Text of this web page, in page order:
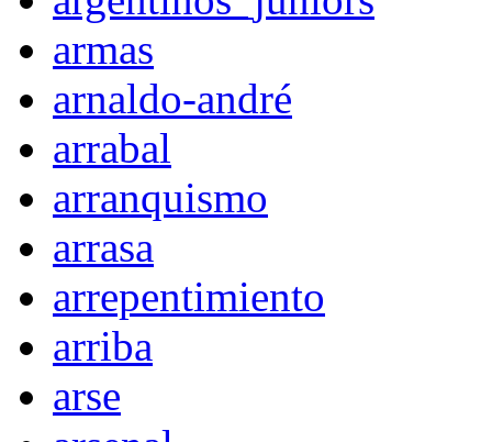
armas
arnaldo-andré
arrabal
arranquismo
arrasa
arrepentimiento
arriba
arse